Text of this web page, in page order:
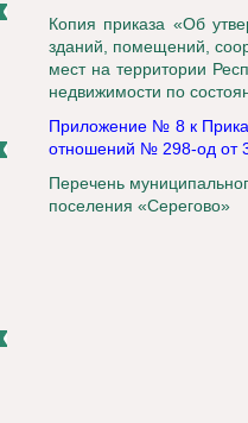
Копия приказа «Об
зданий, помещений,
мест на территории
недвижимости по
Приложение № 8 к
отношений № 298-од от
Перечень
поселения «Серегово»